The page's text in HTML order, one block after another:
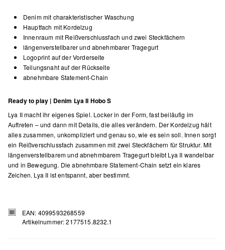
Denim mit charakteristischer Waschung
Hauptfach mit Kordelzug
Innenraum mit Reißverschlussfach und zwei Steckfächern
längenverstellbarer und abnehmbarer Tragegurt
Logoprint auf der Vorderseite
Teilungsnaht auf der Rückseite
abnehmbare Statement-Chain
Ready to play | Denim Lya II Hobo S
Lya II macht ihr eigenes Spiel. Locker in der Form, fast beiläufig im
Auftreten – und dann mit Details, die alles verändern. Der Kordelzug hält
alles zusammen, unkompliziert und genau so, wie es sein soll. Innen sorgt
ein Reißverschlussfach zusammen mit zwei Steckfächern für Struktur. Mit
längenverstellbarem und abnehmbarem Tragegurt bleibt Lya II wandelbar
und in Bewegung. Die abnehmbare Statement-Chain setzt ein klares
Zeichen. Lya II ist entspannt, aber bestimmt.
EAN: 4099593268559
Artikelnummer: 2177515.8232.1